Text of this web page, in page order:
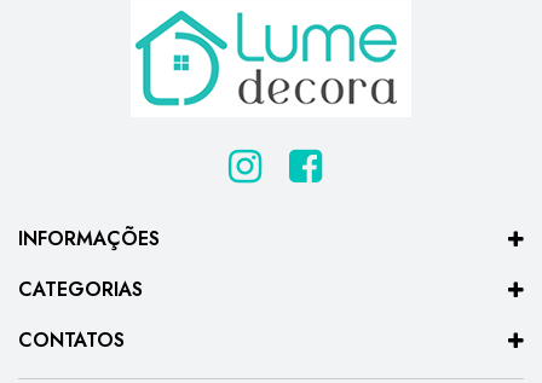
INFORMAÇÕES
CATEGORIAS
CONTATOS